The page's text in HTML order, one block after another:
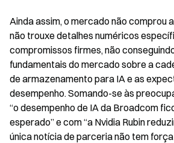
Ainda assim, o mercado não comprou
não trouxe detalhes numéricos
compromissos firmes, não
fundamentais do mercado sobre a
de armazenamento para IA e as
desempenho. Somando-se às
“o desempenho de IA da Broadcom
esperado” e com “a Nvidia Rubin
única notícia de parceria não tem